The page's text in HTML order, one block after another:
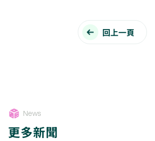
回上一頁
News
更多新聞